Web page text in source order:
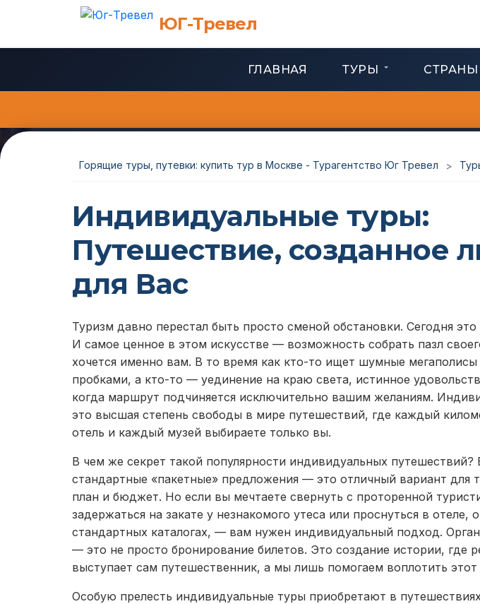
ЮГ-Тревел
ГЛАВНАЯ ТУРЫ
Горящие туры, путевки: купить тур в Москве - Турагентство Юг Тревел >
Индивидуальные туры:
Путешествие, созданное
для Вас
Туризм давно перестал быть просто сменой обстановки. Сегодня
И самое ценное в этом искусстве — возможность собрать пазл
хочется именно вам. В то время как кто-то ищет шумные
пробками, а кто-то — уединение на краю света, истинное
когда маршрут подчиняется исключительно вашим желаниям.
это высшая степень свободы в мире путешествий, где каждый
отель и каждый музей выбираете только вы.
В чем же секрет такой популярности индивидуальных путешествий?
стандартные «пакетные» предложения — это отличный вариант для
план и бюджет. Но если вы мечтаете свернуть с проторенной
задержаться на закате у незнакомого утеса или проснуться в
стандартных каталогах, — вам нужен индивидуальный подход.
— это не просто бронирование билетов. Это создание истории, где
выступает сам путешественник, а мы лишь помогаем воплотить
Особую прелесть индивидуальные туры приобретают в